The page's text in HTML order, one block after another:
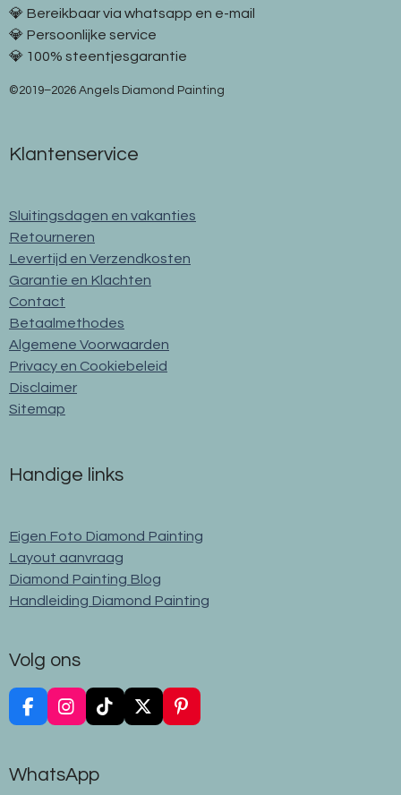
💎 Bereikbaar via whatsapp en e-mail
💎 Persoonlijke service
💎 100% steentjesgarantie
©2019–2026 Angels Diamond Painting
Klantenservice
Sluitingsdagen en vakanties
Retourneren
Levertijd en Verzendkosten
Garantie en Klachten
Contact
Betaalmethodes
Algemene Voorwaarden
Privacy en Cookiebeleid
Disclaimer
Sitemap
Handige links
Eigen Foto Diamond Painting
Layout aanvraag
Diamond Painting Blog
Handleiding Diamond Painting
Volg ons
F
a
e
b
I
n
a
T
i
X
P
i
WhatsApp